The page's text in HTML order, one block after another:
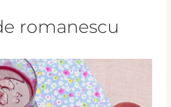
romanescu